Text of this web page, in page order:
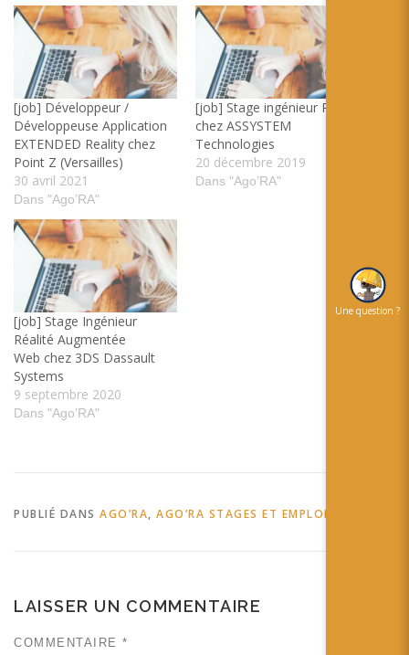
[job] Développeur /
Développeuse Application
EXTENDED Reality chez
Point Z (Versailles)
30 avril 2021
Dans "Ago’RA"
[job] Stage ingénieur RA
chez ASSYSTEM
Technologies
20 décembre 2019
Dans "Ago’RA"
[job] Stage Ingénieur
Réalité Augmentée
Web chez 3DS Dassault
Systems
9 septembre 2020
Dans "Ago’RA"
PUBLIÉ DANS AGO’RA, AGO’RA STAGES ET EMPLOIS
LAISSER UN COMMENTAIRE
COMMENTAIRE *
Une question ?